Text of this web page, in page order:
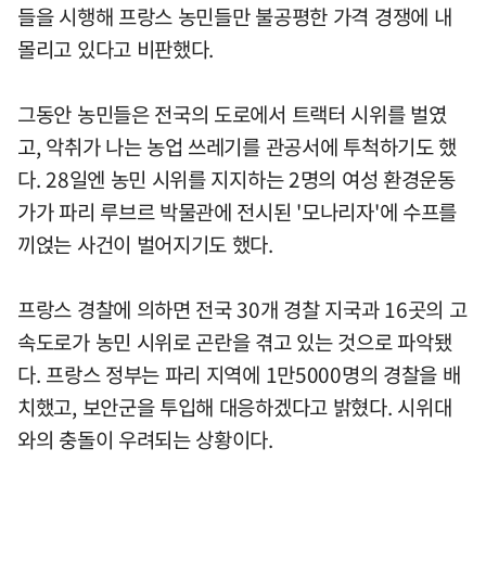
들을 시행해 프랑스 농민들만 불공평한 가격 경쟁에 내
몰리고 있다고 비판했다.
그동안 농민들은 전국의 도로에서 트랙터 시위를 벌였
고, 악취가 나는 농업 쓰레기를 관공서에 투척하기도 했
다. 28일엔 농민 시위를 지지하는 2명의 여성 환경운동
가가 파리 루브르 박물관에 전시된 '모나리자'에 수프를
끼얹는 사건이 벌어지기도 했다.
프랑스 경찰에 의하면 전국 30개 경찰 지국과 16곳의 고
속도로가 농민 시위로 곤란을 겪고 있는 것으로 파악됐
다. 프랑스 정부는 파리 지역에 1만5000명의 경찰을 배
치했고, 보안군을 투입해 대응하겠다고 밝혔다. 시위대
와의 충돌이 우려되는 상황이다.